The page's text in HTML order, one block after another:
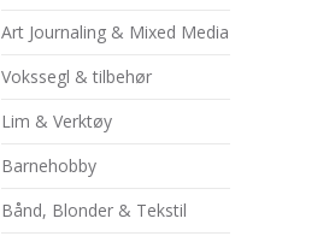
Art Journaling & Mixed Media
Vokssegl & tilbehør
Lim & Verktøy
Barnehobby
Bånd, Blonder & Tekstil